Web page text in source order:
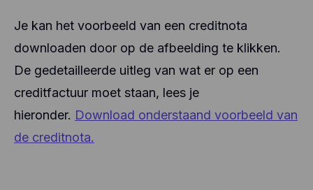
Je kan het voorbeeld van een creditnota
downloaden door op de afbeelding te klikken.
De gedetailleerde uitleg van wat er op een
creditfactuur moet staan, lees je
hieronder. Download onderstaand voorbeeld van
de creditnota.